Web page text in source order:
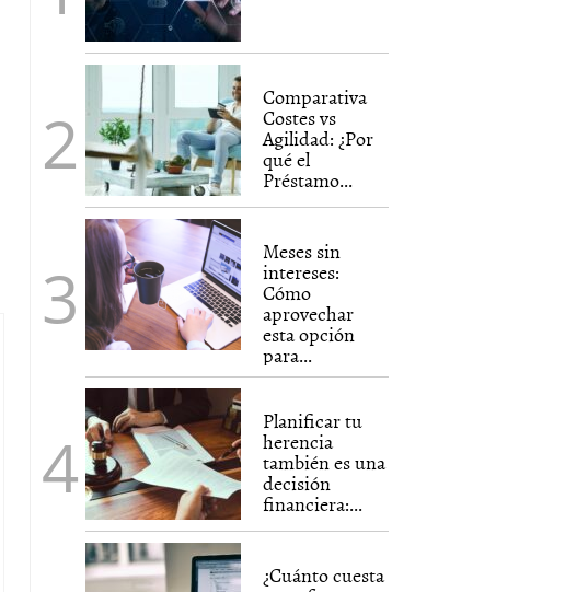
Comparativa
Costes vs
Agilidad: ¿Por
qué el
Préstamo...
Meses sin
intereses:
Cómo
aprovechar
esta opción
para...
Planificar tu
herencia
también es una
decisión
financiera:...
¿Cuánto cuesta